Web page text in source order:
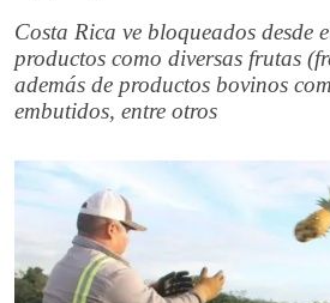
Costa Rica ve bloqueados desde
productos como diversas frutas
además de productos bovinos
embutidos, entre otros